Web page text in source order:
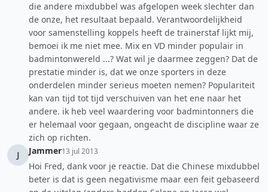
die andere mixdubbel was afgelopen week slechter dan
de onze, het resultaat bepaald. Verantwoordelijkheid
voor samenstelling koppels heeft de trainerstaf lijkt mij,
bemoei ik me niet mee. Mix en VD minder populair in
badmintonwereld ...? Wat wil je daarmee zeggen? Dat de
prestatie minder is, dat we onze sporters in deze
onderdelen minder serieus moeten nemen? Populariteit
kan van tijd tot tijd verschuiven van het ene naar het
andere. ik heb veel waardering voor badmintonners die
er helemaal voor gegaan, ongeacht de discipline waar ze
zich op richten.
J
Jammer13 jul 2013
Hoi Fred, dank voor je reactie. Dat die Chinese mixdubbel
beter is dat is geen negativisme maar een feit gebaseerd